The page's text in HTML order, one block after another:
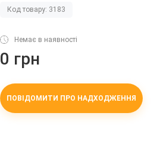
Код товару: 3183
Немає в наявності
0 грн
ПОВІДОМИТИ ПРО НАДХОДЖЕННЯ